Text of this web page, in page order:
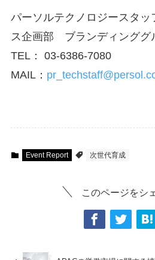
パーソルテクノロジースタ
ス企画部 ブランディンググ
TEL： 03-6386-7080
MAIL：
Event Report 次世代育成
このページをシ